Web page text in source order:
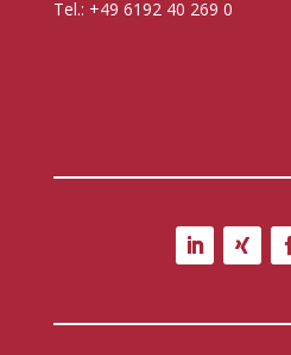
Tel.: +49 6192 40 269 0